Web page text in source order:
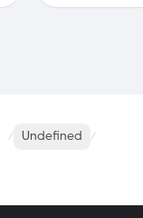
Undefined